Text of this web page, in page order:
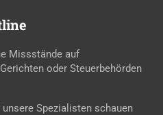
Missstände auf
oder Steuerbehörden
Spezialisten schauen